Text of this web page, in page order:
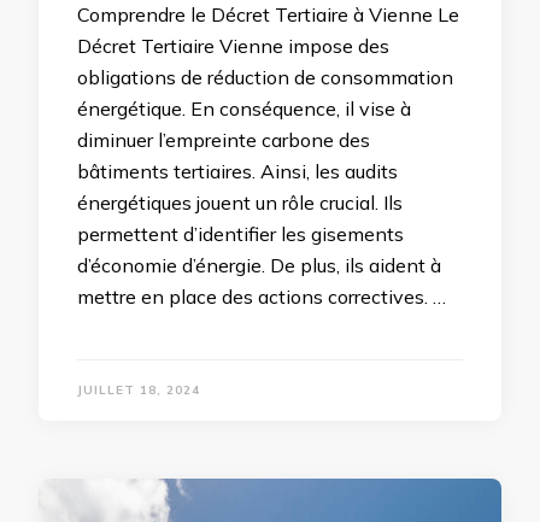
Comprendre le Décret Tertiaire à Vienne Le
Décret Tertiaire Vienne impose des
obligations de réduction de consommation
énergétique. En conséquence, il vise à
diminuer l’empreinte carbone des
bâtiments tertiaires. Ainsi, les audits
énergétiques jouent un rôle crucial. Ils
permettent d’identifier les gisements
d’économie d’énergie. De plus, ils aident à
mettre en place des actions correctives. …
JUILLET 18, 2024